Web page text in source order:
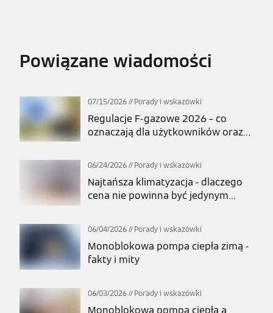
Powiązane wiadomości
07/15/2026 Porady i wskazówki
Regulacje F-gazowe 2026 – co
oznaczają dla użytkowników oraz
06/24/2026 Porady i wskazówki
Najtańsza klimatyzacja - dlaczego
cena nie powinna być jedynym
06/04/2026 Porady i wskazówki
Monoblokowa pompa ciepła zimą -
fakty i mity
06/03/2026 Porady i wskazówki
Monoblokowa pompa ciepła a